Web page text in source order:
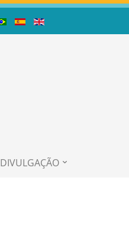
DIVULGAÇÃO